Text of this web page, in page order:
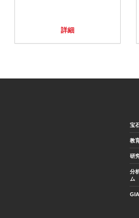
詳細
宝
教
研
分
ム